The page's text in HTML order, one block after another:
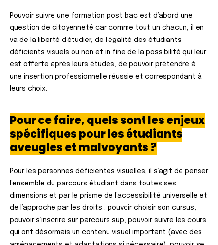
Pouvoir suivre une formation post bac est d’abord une
question de citoyenneté car comme tout un chacun, il en
va de la liberté d’étudier, de l’égalité des étudiants
déficients visuels ou non et in fine de la possibilité qui leur
est offerte après leurs études, de pouvoir prétendre à
une insertion professionnelle réussie et correspondant à
leurs choix.
Pour ce faire, quels sont les enjeux
spécifiques pour les étudiants
aveugles et malvoyants ?
Pour les personnes déficientes visuelles, il s’agit de penser
l’ensemble du parcours étudiant dans toutes ses
dimensions et par le prisme de l’accessibilité universelle et
de l’approche par les droits : pouvoir choisir son cursus,
pouvoir s’inscrire sur parcours sup, pouvoir suivre les cours
qui ont désormais un contenu visuel important (avec des